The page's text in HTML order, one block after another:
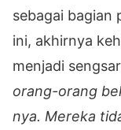
sebagai bagian
ini, akhirnya
menjadi
orang-orang
nya. Mereka